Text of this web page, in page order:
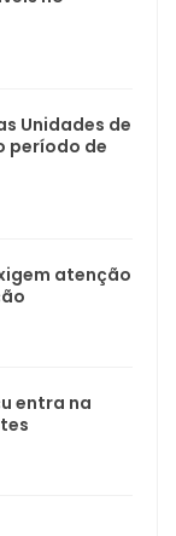
Unidades de
período de
atenção
entra na